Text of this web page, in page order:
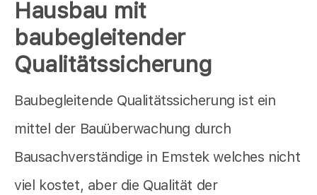
Hausbau mit
baubegleitender
Qualitätssicherung
Baubegleitende Qualitätssicherung ist ein
mittel der Bauüberwachung durch
Bausachverständige in Emstek welches nicht
viel kostet, aber die Qualität der